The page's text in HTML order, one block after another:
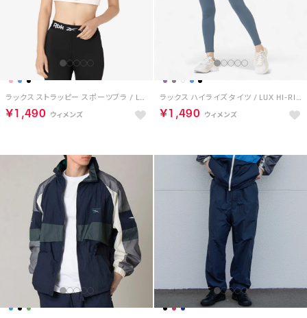
ラックス ストラッピー スポーツブラ / LUX STRAPPY SPORTS BRA （ピンク）
￥1,490
ラックス ハイライズ タイツ / LUX HI-RISE TIGHT （シャドウブルー）
￥1,490